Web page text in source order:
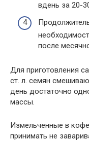
вдень за 20-
после
Для приготовления
ст. л. семян
день достаточно
массы.
Измельченные в
принимать не